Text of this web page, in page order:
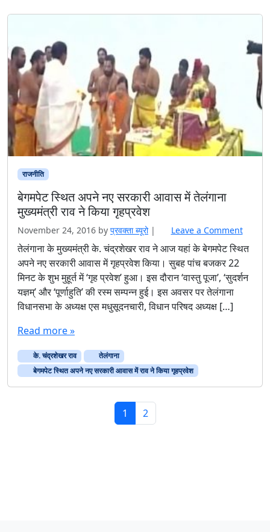
राजनीति
बेगमपेट स्थित अपने नए सरकारी आवास में तेलंगाना
मुख्यमंत्री राव ने किया गृहप्रवेश
November 24, 2016 by प्रवक्‍ता ब्यूरो | Leave a Comment
तेलंगाना के मुख्यमंत्री के. चंद्रशेखर राव ने आज यहां के बेगमपेट स्थित
अपने नए सरकारी आवास में गृहप्रवेश किया। सुबह पांच बजकर 22
मिनट के शुभ मुहूर्त में ‘गृह प्रवेश’ हुआ। इस दौरान ‘वास्तु पूजा’, ‘सुदर्शन
यज्ञम्’ और ‘पूर्णाहुति’ की रस्म सम्पन्न हुई। इस अवसर पर तेलंगाना
विधानसभा के अध्यक्ष एस मधुसूदनचारी, विधान परिषद अध्यक्ष […]
Read more »
के. चंद्रशेखर राव
तेलंगाना
बेगमपेट स्थित अपने नए सरकारी आवास में राव ने किया गृहप्रवेश
Current Page
1 Page
2